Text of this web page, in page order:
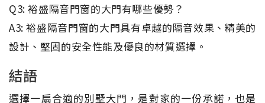
Q3: 裕盛隔音門窗的大門有哪些優勢？
A3: 裕盛隔音門窗的大門具有卓越的隔音效果、精美的
設計、堅固的安全性能及優良的材質選擇。
結語
選擇一扇合適的別墅大門，是對家的一份承諾，也是